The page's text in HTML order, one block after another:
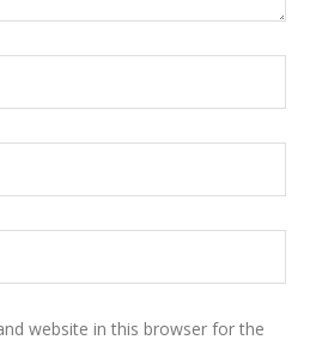
website in this browser for the